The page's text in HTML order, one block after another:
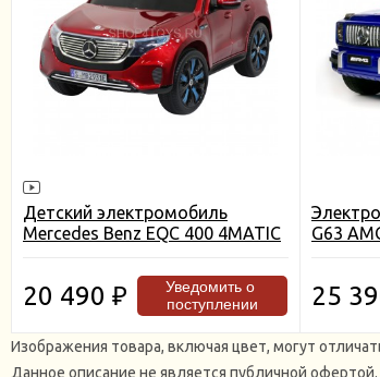
Детский электромобиль
Mercedes Benz EQC 400 4MATIC
20 490 ₽
Уведомить о
поступлении
G63
25
Изображения товара, включая цвет, могут
Данное описание не является публичной офертой.